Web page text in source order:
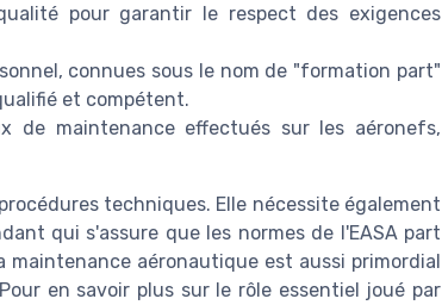
pour garantir le respect des exigences
connues sous le nom de "formation part"
et compétent.
de maintenance effectués sur les aéronefs,
techniques. Elle nécessite également
qui s'assure que les normes de l'EASA part
aéronautique est aussi primordial
en savoir plus sur le rôle essentiel joué par